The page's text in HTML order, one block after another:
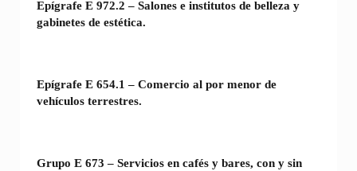
Epígrafe E 972.2 – Salones e institutos de belleza y
gabinetes de estética.
Epígrafe E 654.1 – Comercio al por menor de
vehículos terrestres.
Grupo E 673 – Servicios en cafés y bares, con y sin